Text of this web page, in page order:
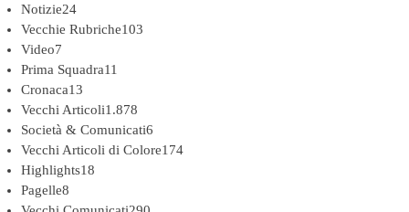
Notizie24
Vecchie Rubriche103
Video7
Prima Squadra11
Cronaca13
Vecchi Articoli1.878
Società & Comunicati6
Vecchi Articoli di Colore174
Highlights18
Pagelle8